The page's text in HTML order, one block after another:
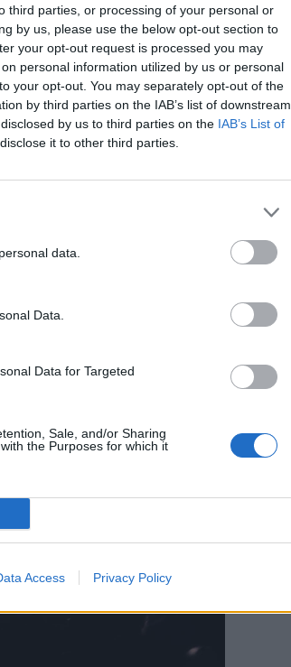
third parties, or processing of your personal or
by us, please use the below opt-out section to
your opt-out request is processed you may
personal information utilized by us or personal
your opt-out. You may separately opt-out of the
by third parties on the IAB’s list of downstream
by us to third parties on the IAB’s List of
it to other third parties.
data.
Data.
Data for Targeted
Sale, and/or Sharing
the Purposes for which it
Access Privacy Policy